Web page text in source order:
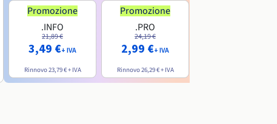
Promozione
.INFO
21,89 €
3,49 €+ IVA
Rinnovo23,79 €+ IVA
Promozione
.PRO
24,19 €
2,99 €+ IVA
Rinnovo26,29 €+ IVA